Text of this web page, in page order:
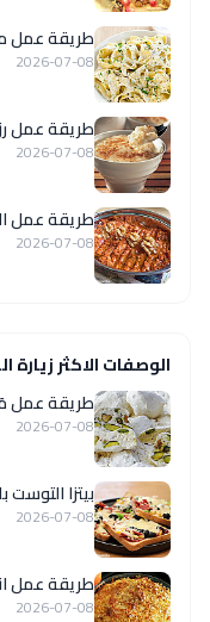
طريقة عمل
2026-07-08
طريقة عمل رز
2026-07-08
طريقة عمل
2026-07-08
الوصفات الاكثر زيارة
طريقة عمل مَن
2026-07-08
بيتزا التوست
2026-07-08
طريقة عمل
2026-07-08